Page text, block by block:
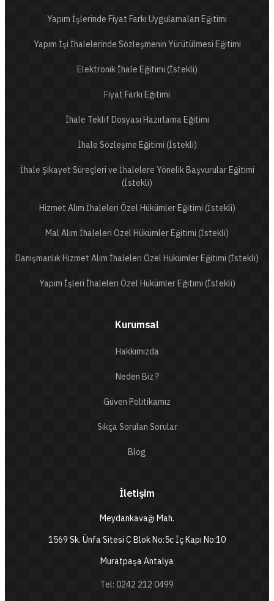
Yapım İşlerinde Fiyat Farkı Uygulamaları Eğitimi
Yapım İşi İhalelerinde Sözleşmenin Yürütülmesi Eğitimi
Elektronik İhale Eğitimi (İstekli)
Fiyat Farkı Eğitimi
İhale Teklif Dosyası Hazırlama Eğitimi
İhale Sözleşme Eğitimi (İstekli)
İhale Şikayet Süreçleri ve İhalelere Yönelik Başvurular Eğitimi
(İstekli)
Hizmet Alım İhaleleri Özel Hükümler Eğitimi (İstekli)
Mal Alım İhaleleri Özel Hükümler Eğitimi (İstekli)
Danışmanlık Hizmet Alım İhaleleri Özel Hükümler Eğitimi (İstekli)
Yapım İşleri İhaleleri Özel Hükümler Eğitimi (İstekli)
Kurumsal
Hakkımızda
Neden Biz ?
Güven Politikamız
Sıkça Sorulan Sorular
Blog
İletişim
Meydankavağı Mah.
1569 Sk. Ünfa Sitesi C Blok No:5c İç Kapı No:10
Muratpaşa Antalya
Tel: 0242 212 0499